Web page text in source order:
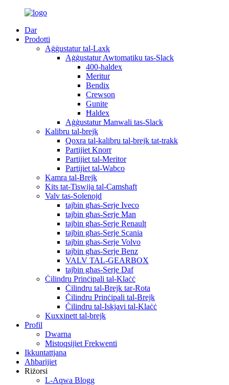
Dar
Prodotti
Aġġustatur tal-Laxk
Aġġustatur Awtomatiku tas-Slack
400-haldex
Meritur
Bendix
Crewson
Gunite
Ħaldex
Aġġustatur Manwali tas-Slack
Kalibru tal-brejk
Qoxra tal-kalibru tal-brejk tat-trakk
Partijiet Knorr
Partijiet tal-Meritor
Partijiet tal-Wabco
Kamra tal-Brejk
Kits tat-Tiswija tal-Camshaft
Valv tas-Solenojd
tajbin għas-Serje Iveco
tajbin għas-Serje Man
tajbin għas-Serje Renault
tajbin għas-Serje Scania
tajbin għas-Serje Volvo
tajbin għas-Serje Benz
VALV TAL-GEARBOX
tajbin għas-Serje Daf
Ċilindru Prinċipali tal-Klaċċ
Ċilindru tal-Brejk tar-Rota
Ċilindru Prinċipali tal-Brejk
Ċilindru tal-Iskjavi tal-Klaċċ
Kuxxinett tal-brejk
Profil
Dwarna
Mistoqsijiet Frekwenti
Ikkuntattjana
Aħbarijiet
Riżorsi
L-Aqwa Blogg